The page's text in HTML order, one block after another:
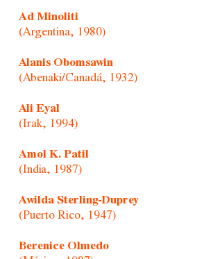
Ad Minoliti
(Argentina, 1980)
Alanis Obomsawin
(Abenaki/Canadá, 1932)
Ali Eyal
(Irak, 1994)
Amol K. Patil
(India, 1987)
Awilda Sterling-Duprey
(Puerto Rico, 1947)
Berenice Olmedo